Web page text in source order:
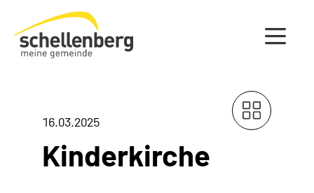
Gemeinde Schellenberg Startseite
16.03.2025
Kinderkirche